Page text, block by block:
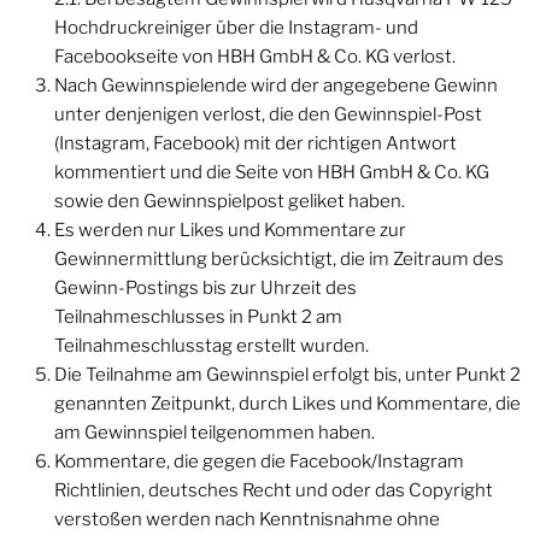
Hochdruckreiniger über die Instagram- und
Facebookseite von HBH GmbH & Co. KG verlost.
Nach Gewinnspielende wird der angegebene Gewinn
unter denjenigen verlost, die den Gewinnspiel-Post
(Instagram, Facebook) mit der richtigen Antwort
kommentiert und die Seite von HBH GmbH & Co. KG
sowie den Gewinnspielpost geliket haben.
Es werden nur Likes und Kommentare zur
Gewinnermittlung berücksichtigt, die im Zeitraum des
Gewinn-Postings bis zur Uhrzeit des
Teilnahmeschlusses in Punkt 2 am
Teilnahmeschlusstag erstellt wurden.
Die Teilnahme am Gewinnspiel erfolgt bis, unter Punkt 2
genannten Zeitpunkt, durch Likes und Kommentare, die
am Gewinnspiel teilgenommen haben.
Kommentare, die gegen die Facebook/Instagram
Richtlinien, deutsches Recht und oder das Copyright
verstoßen werden nach Kenntnisnahme ohne